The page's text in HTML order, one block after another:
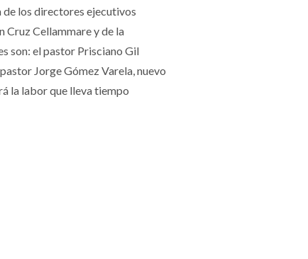
los directores ejecutivos
Cruz Cellammare y de la
son: el pastor Prisciano Gil
Jorge Gómez Varela, nuevo
la labor que lleva tiempo